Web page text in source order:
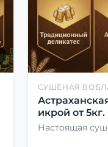
СУШЁНАЯ
икрой от 5кг.
Настоящая